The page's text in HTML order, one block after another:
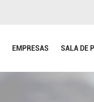
EMPRESAS SALA DE